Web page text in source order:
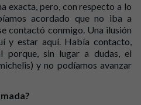
exacta, pero, con respecto a lo
acordado que no iba a
contactó conmigo. Una ilusión
y estar aquí. Había contacto,
porque, sin lugar a dudas, el
y no podíamos avanzar